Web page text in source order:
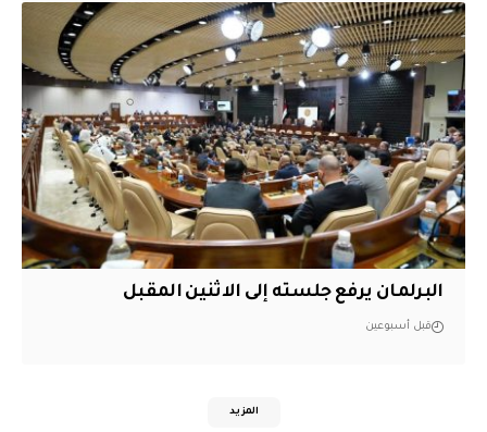
البرلمان يرفع جلسته إلى الاثنين المقبل
قبل أسبوعين
المزيد